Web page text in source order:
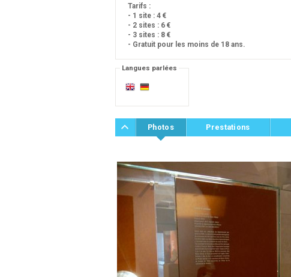
Tarifs :
- 1 site : 4 €
- 2 sites : 6 €
- 3 sites : 8 €
- Gratuit pour les moins de 18 ans.
Langues parlées
Photos Prestations